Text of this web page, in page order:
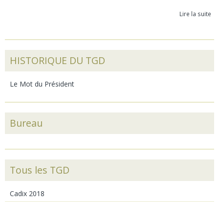
Lire la suite
HISTORIQUE DU TGD
Le Mot du Président
Bureau
Tous les TGD
Cadix 2018